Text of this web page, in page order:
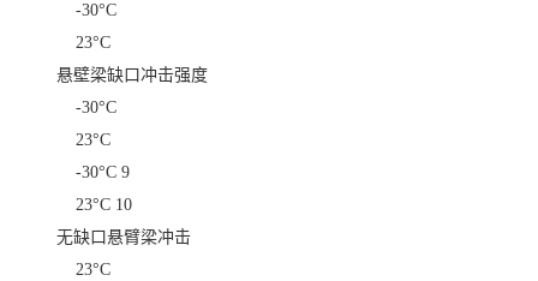
-30°C
23°C
悬壁梁缺口冲击强度
-30°C
23°C
-30°C 9
23°C 10
无缺口悬臂梁冲击
23°C